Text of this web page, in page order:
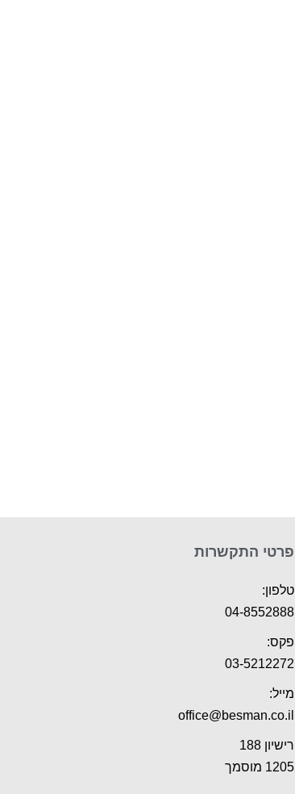
פרטי התקשרות
טלפון:
04-8552888
פקס:
03-5212272
מייל:
office@besman.co.il
רישיון 188
1205 מוסמך